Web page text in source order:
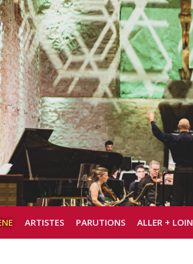
ARTISTES PARUTIONS ALLER + LOIN